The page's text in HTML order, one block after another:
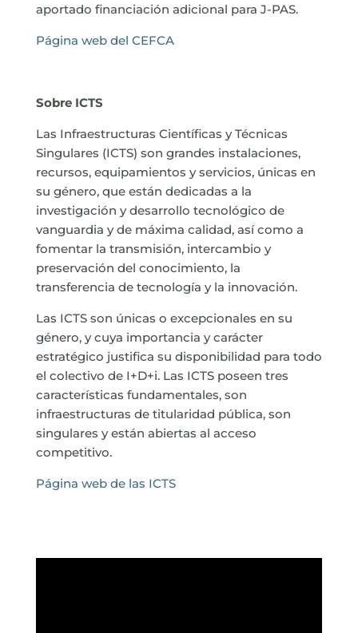
aportado financiación adicional para J-PAS.
Página web del CEFCA
Sobre ICTS
Las Infraestructuras Científicas y Técnicas
Singulares (ICTS) son grandes instalaciones,
recursos, equipamientos y servicios, únicas en
su género, que están dedicadas a la
investigación y desarrollo tecnológico de
vanguardia y de máxima calidad, así como a
fomentar la transmisión, intercambio y
preservación del conocimiento, la
transferencia de tecnología y la innovación.
Las ICTS son únicas o excepcionales en su
género, y cuya importancia y carácter
estratégico justifica su disponibilidad para todo
el colectivo de I+D+i. Las ICTS poseen tres
características fundamentales, son
infraestructuras de titularidad pública, son
singulares y están abiertas al acceso
competitivo.
Página web de las ICTS